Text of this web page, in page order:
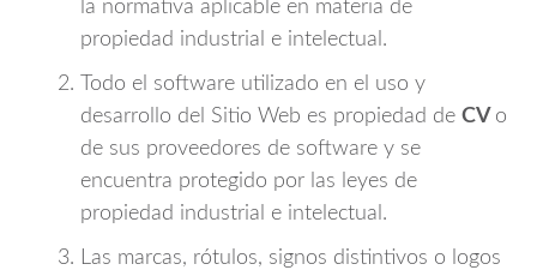
la normativa aplicable en materia de
propiedad industrial e intelectual.
Todo el software utilizado en el uso y
desarrollo del Sitio Web es propiedad de CV o
de sus proveedores de software y se
encuentra protegido por las leyes de
propiedad industrial e intelectual.
Las marcas, rótulos, signos distintivos o logos